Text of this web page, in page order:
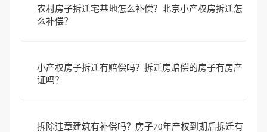
农村房子拆迁宅基地怎么补偿？北京小产权房拆迁怎
么补偿？
小产权房子拆迁有赔偿吗？拆迁房赔偿的房子有房产
证吗？
拆除违章建筑有补偿吗？房子70年产权到期后拆迁有